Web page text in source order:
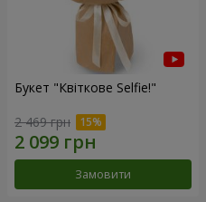
Букет "Квіткове Selfie!"
2 469 грн
Замовити